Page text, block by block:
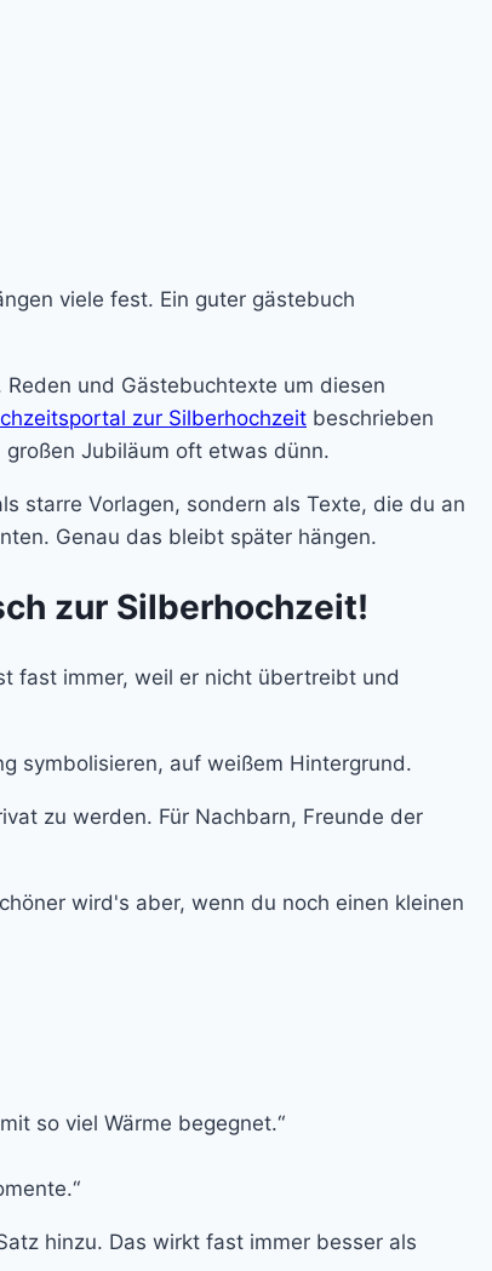
viele fest. Ein guter gästebuch
und Gästebuchtexte um diesen
zur Silberhochzeit beschrieben
großen Jubiläum oft etwas dünn.
starre Vorlagen, sondern als Texte, die du an
Genau das bleibt später hängen.
zur Silberhochzeit!
fast immer, weil er nicht übertreibt und
zu werden. Für Nachbarn, Freunde der
wird's aber, wenn du noch einen kleinen
so viel Wärme begegnet.“
hinzu. Das wirkt fast immer besser als